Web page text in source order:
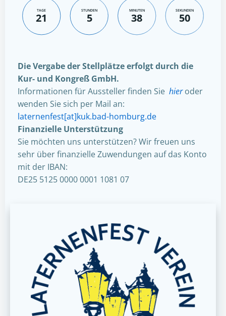
TAGE
21
STUNDEN
5
MINUTEN
38
SEKUNDEN
49
Die Vergabe der Stellplätze erfolgt durch die
Kur- und Kongreß GmbH.
Informationen für Aussteller finden Sie hieroder
wenden Sie sich per Mail an:
laternenfest[at]kuk.bad-homburg.de
Finanzielle Unterstützung
Sie möchten uns unterstützen? Wir freuen uns
sehr über finanzielle Zuwendungen auf das Konto
mit der IBAN:
DE25 5125 0000 0001 1081 07